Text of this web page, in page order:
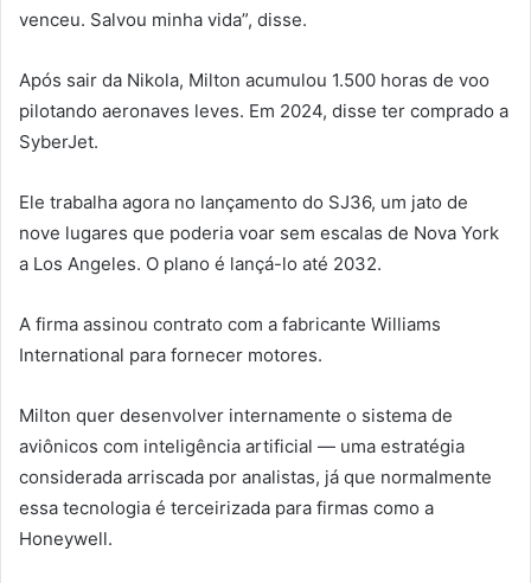
venceu. Salvou minha vida”, disse.
Após sair da Nikola, Milton acumulou 1.500 horas de voo
pilotando aeronaves leves. Em 2024, disse ter comprado a
SyberJet.
Ele trabalha agora no lançamento do SJ36, um jato de
nove lugares que poderia voar sem escalas de Nova York
a Los Angeles. O plano é lançá-lo até 2032.
A firma assinou contrato com a fabricante Williams
International para fornecer motores.
Milton quer desenvolver internamente o sistema de
aviônicos com inteligência artificial — uma estratégia
considerada arriscada por analistas, já que normalmente
essa tecnologia é terceirizada para firmas como a
Honeywell.